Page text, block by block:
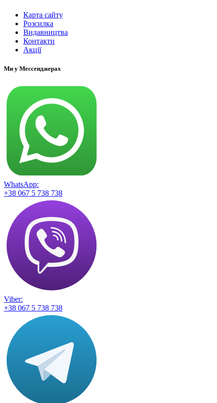
Карта сайту
Розсилка
Видавництва
Контакти
Акції
Ми у Мессенджерах
WhatsApp:
+38 067 5 738 738
Viber:
+38 067 5 738 738